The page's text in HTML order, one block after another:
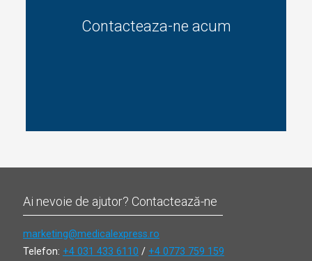
Cum să obțineți cateterul pe care îl
Contacteaza-ne acum
Ai nevoie de ajutor? Contactează-ne
marketing@medicalexpress.ro
Telefon: +4 031 433 6110 / +4 0773 759 159